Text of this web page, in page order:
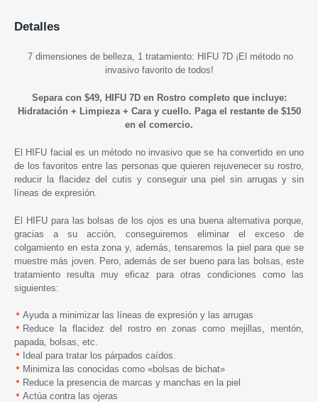
Detalles
7 dimensiones de belleza, 1 tratamiento: HIFU 7D ¡El método no
invasivo favorito de todos!
Separa con $49, HIFU 7D en Rostro completo que incluye:
Hidratación + Limpieza + Cara y cuello. Paga el restante de $150
en el comercio.
El HIFU facial es un método no invasivo que se ha convertido en uno
de los favoritos entre las personas que quieren rejuvenecer su rostro,
reducir la flacidez del cutis y conseguir una piel sin arrugas y sin
líneas de expresión.
El HIFU para las bolsas de los ojos es una buena alternativa porque,
gracias a su acción, conseguiremos eliminar el exceso de
colgamiento en esta zona y, además, tensaremos la piel para que se
muestre más joven. Pero, además de ser bueno para las bolsas, este
tratamiento resulta muy eficaz para otras condiciones como las
siguientes:
Ayuda a minimizar las líneas de expresión y las arrugas
Reduce la flacidez del rostro en zonas como mejillas, mentón,
papada, bolsas, etc.
Ideal para tratar los párpados caídos.
Minimiza las conocidas como «bolsas de bichat»
Reduce la presencia de marcas y manchas en la piel
Actúa contra las ojeras